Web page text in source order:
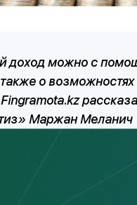
доход можно с
о
Маржан Меланич
субсчетов
за первое